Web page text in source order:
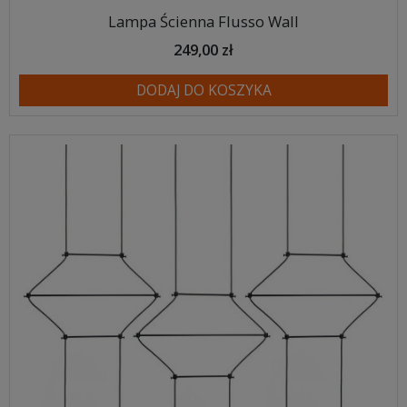
Lampa Ścienna Flusso Wall
249,00 zł
DODAJ DO KOSZYKA